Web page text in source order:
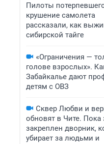
Пилоты
крушение самолета
рассказали, как
сибирской тайге
«Ограничения —
голове взрослых».
Забайкалье дают
детям с ОВЗ
Сквер Любви и
обновят в Чите. Пока
закреплен дворник,
убирает за людьми и